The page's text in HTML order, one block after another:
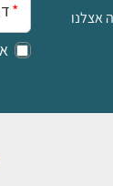
אצלנו